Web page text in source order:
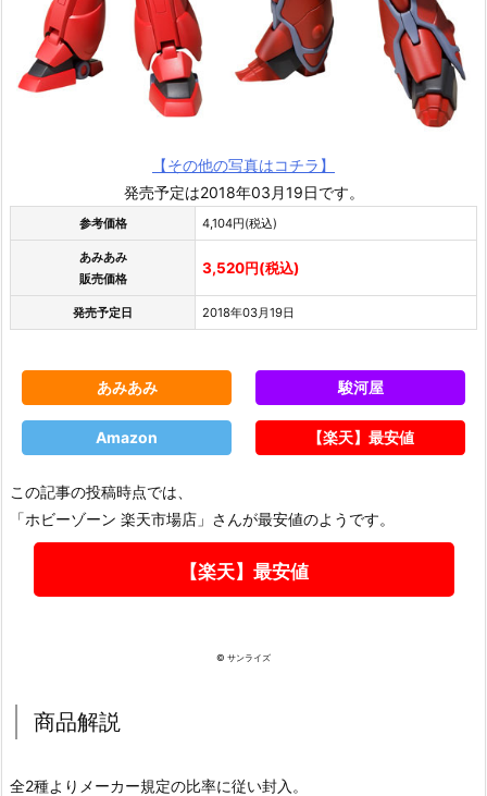
【その他の写真はコチラ】
発売予定は2018年03月19日です。
参考価格 4,104円(税込)
あみあみ
販売価格
3,520円(税込)
発売予定日 2018年03月19日
あみあみ 駿河屋
Amazon 【楽天】最安値
この記事の投稿時点では、
「ホビーゾーン 楽天市場店」さんが最安値のようです。
【楽天】最安値
© サンライズ
商品解説
全2種よりメーカー規定の比率に従い封入。